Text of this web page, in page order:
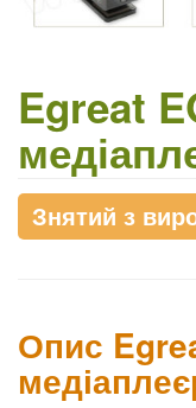
Egreat
Знятий з
Опис